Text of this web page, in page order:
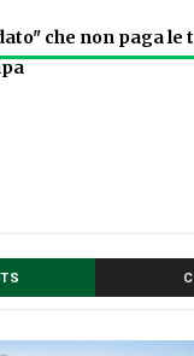
che non paga le